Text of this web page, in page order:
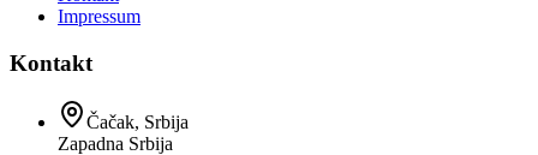
Impressum
Kontakt
Čačak, Srbija
Zapadna Srbija